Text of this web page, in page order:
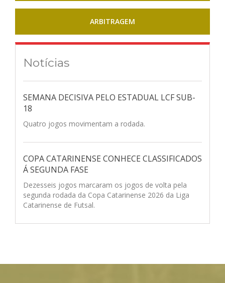
ARBITRAGEM
Notícias
SEMANA DECISIVA PELO ESTADUAL LCF SUB-
18
Quatro jogos movimentam a rodada.
COPA CATARINENSE CONHECE CLASSIFICADOS
Á SEGUNDA FASE
Dezesseis jogos marcaram os jogos de volta pela
segunda rodada da Copa Catarinense 2026 da Liga
Catarinense de Futsal.